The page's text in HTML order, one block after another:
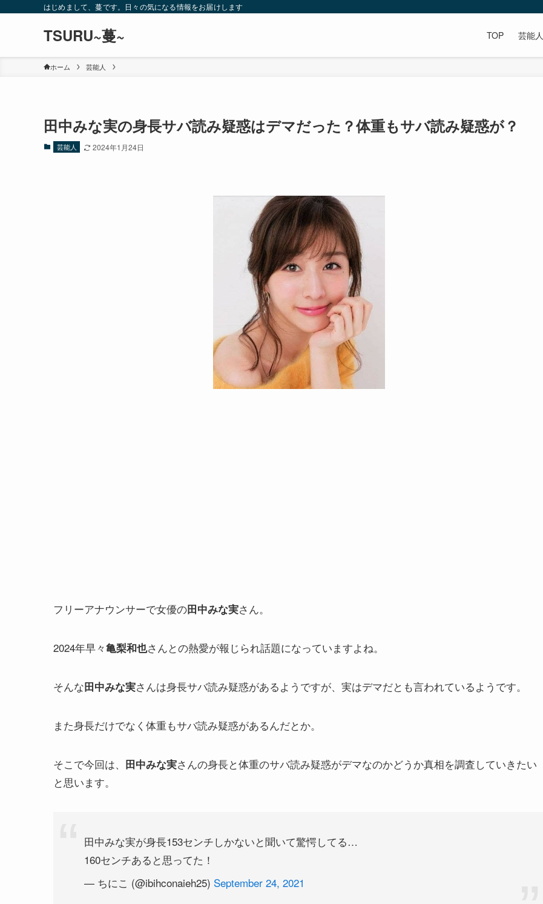
はじめまして、蔓です。日々の気になる情報をお届けします
TSURU~蔓~ TOP 芸能人
ホーム 芸能人
田中みな実の身長サバ読み疑惑はデマだった？体重もサバ読み疑惑が？
芸能人 2024年1月24日
フリーアナウンサーで女優の田中みな実さん。
2024年早々亀梨和也さんとの熱愛が報じられ話題になっていますよね。
そんな田中みな実さんは身長サバ読み疑惑があるようですが、実はデマだとも言われているようです。
また身長だけでなく体重もサバ読み疑惑があるんだとか。
そこで今回は、 田中みな実さんの身長と体重のサバ読み疑惑がデマなのかどうか真相を調査していきたい
と思います。
田中みな実が身長153センチしかないと聞いて驚愕してる…
160センチあると思ってた！
— ちにこ (@ibihconaieh25) September 24, 2021